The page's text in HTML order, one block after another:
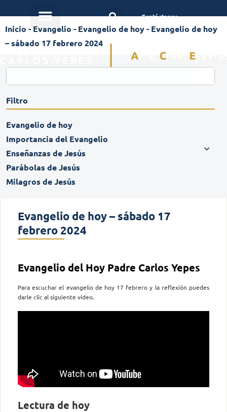
Contáctanos
Inicio - Evangelio - Evangelio de hoy- Evangelio de hoy
– sábado 17 febrero 2024
Filtro
Evangelio de hoy
Importancia del Evangelio
Enseñanzas de Jesús
Parábolas de Jesús
Milagros de Jesús
Evangelio de hoy – sábado 17
febrero 2024
Evangelio del Hoy Padre Carlos Yepes
Para escuchar el evangelio de hoy 17 febrero y la reflexión puedes
darle clic al siguiente video.
Lectura de hoy